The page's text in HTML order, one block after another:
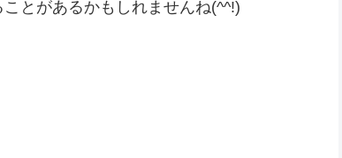
とがあるかもしれませんね(^^!)